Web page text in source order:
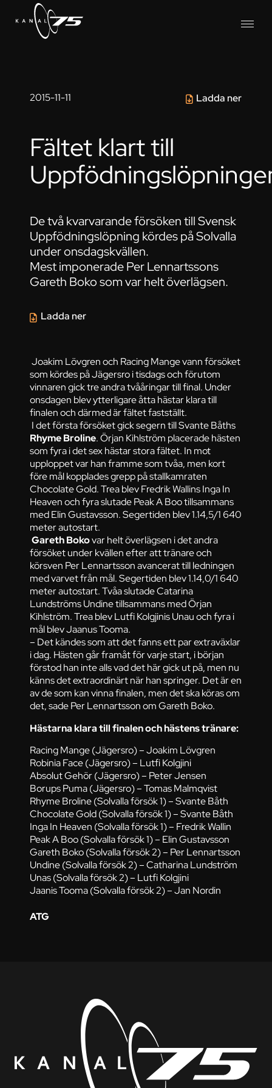
2015-11-11 Ladda ner
Fältet klart till
De två kvarvarande försöken till Svensk
Uppfödningslöpning kördes på Solvalla
under onsdagskvällen.
Mest imponerade Per Lennartssons
Gareth Boko som var helt överlägsen.
Joakim Lövgren och Racing Mange vann försöket
som kördes på Jägersro i tisdags och förutom
vinnaren gick tre andra tvååringar till final. Under
onsdagen blev ytterligare åtta hästar klara till
finalen och därmed är fältet fastställt.
I det första försöket gick segern till Svante Båths
Rhyme Broline. Örjan Kihlström placerade hästen
som fyra i det sex hästar stora fältet. In mot
upploppet var han framme som tvåa, men kort
före mål kopplades grepp på stallkamraten
Chocolate Gold. Trea blev Fredrik Wallins Inga In
Heaven och fyra slutade Peak A Boo tillsammans
med Elin Gustavsson. Segertiden blev 1.14,5/1 640
meter autostart.
Gareth Bokovar helt överlägsen i det andra
försöket under kvällen efter att tränare och
körsven Per Lennartsson avancerat till ledningen
med varvet från mål. Segertiden blev 1.14,0/1 640
meter autostart. Tvåa slutade Catarina
Lundströms Undine tillsammans med Örjan
Kihlström. Trea blev Lutfi Kolgjinis Unau och fyra i
mål blev Jaanus Tooma.
– Det kändes som att det fanns ett par extraväxlar
i dag. Hästen går framåt för varje start, i början
förstod han inte alls vad det här gick ut på, men nu
känns det extraordinärt när han springer. Det är en
av de som kan vinna finalen, men det ska köras om
det, sade Per Lennartsson om Gareth Boko.
Hästarna klara till finalen och hästens tränare:
Racing Mange (Jägersro) – Joakim Lövgren
Robinia Face (Jägersro) – Lutfi Kolgjini
Absolut Gehör (Jägersro) – Peter Jensen
Borups Puma (Jägersro) – Tomas Malmqvist
Rhyme Broline (Solvalla försök 1) – Svante Båth
Chocolate Gold (Solvalla försök 1) – Svante Båth
Inga In Heaven (Solvalla försök 1) – Fredrik Wallin
Peak A Boo (Solvalla försök 1) – Elin Gustavsson
Gareth Boko (Solvalla försök 2) – Per Lennartsson
Undine (Solvalla försök 2) – Catharina Lundström
Unas (Solvalla försök 2) – Lutfi Kolgjini
Jaanis Tooma (Solvalla försök 2) – Jan Nordin
Ladda ner
ATG